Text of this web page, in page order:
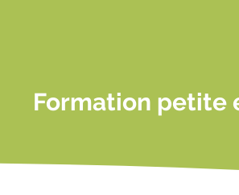
Formation petite